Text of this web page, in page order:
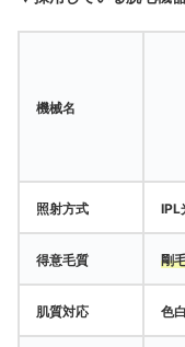
機械名
照射方式 IPL
得意毛質 剛
肌質対応 色